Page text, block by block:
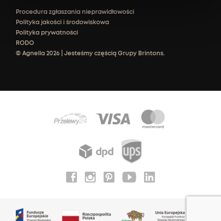
Procedura zgłaszania nieprawidłowości
Polityka jakości i środowiskowa
Polityka prywatności
RODO
© Agnella 2026 | Jesteśmy częścią Grupy Brintons.